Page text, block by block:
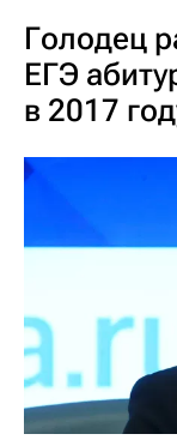
Голодец
ЕГЭ
в 2017